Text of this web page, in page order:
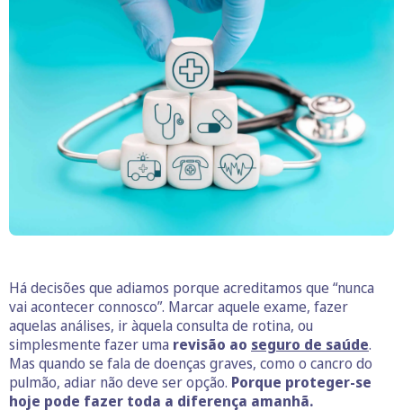
Há decisões que adiamos porque acreditamos que “nunca
vai acontecer connosco”. Marcar aquele exame, fazer
aquelas análises, ir àquela consulta de rotina, ou
simplesmente fazer uma revisão ao seguro de saúde.
Mas quando se fala de doenças graves, como o cancro do
pulmão, adiar não deve ser opção. Porque proteger-se
hoje pode fazer toda a diferença amanhã.